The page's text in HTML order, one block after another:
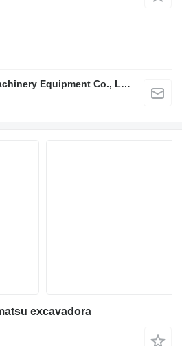
Guangzhou Jianming Machinery Equipment Co., Ltd.
excavadora